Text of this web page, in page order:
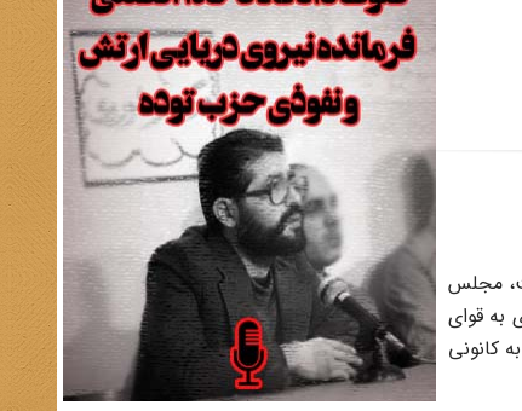
مجلس
به قوای
کانونی